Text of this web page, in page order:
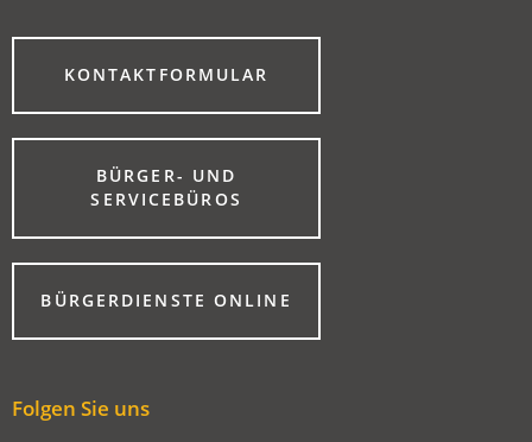
KONTAKTFORMULAR
(ÖFFNET
EINEM
NEUEN
BÜRGER- UND
SERVICEBÜROS
(ÖFFNET
EINEM
NEUEN
TAB)BÜRGERDIENSTE ONLINE
(ÖFFNET
EINEM
Folgen Sie uns